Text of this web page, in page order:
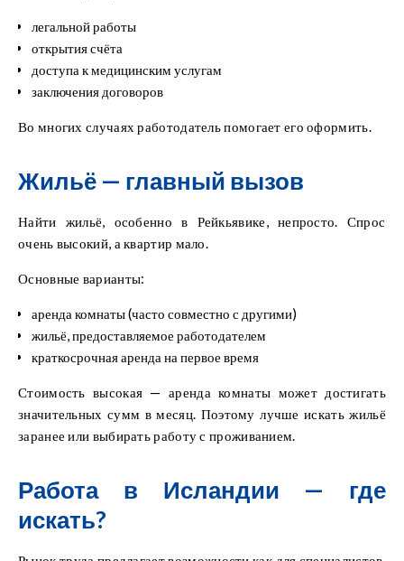
легальной работы
открытия счёта
доступа к медицинским услугам
заключения договоров
Во многих случаях работодатель помогает его оформить.
Жильё — главный вызов
Найти жильё, особенно в Рейкьявике, непросто. Спрос
очень высокий, а квартир мало.
Основные варианты:
аренда комнаты (часто совместно с другими)
жильё, предоставляемое работодателем
краткосрочная аренда на первое время
Стоимость высокая — аренда комнаты может достигать
значительных сумм в месяц. Поэтому лучше искать жильё
заранее или выбирать работу с проживанием.
Работа в Исландии — где
искать?